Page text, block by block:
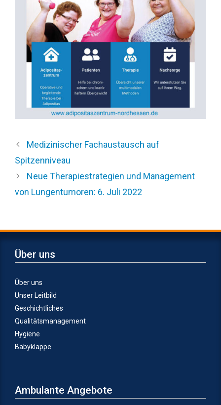
Medizinischer Fachaustausch auf
Spitzenniveau
Neue Therapiestrategien und Management
von Lungentumoren: 6. Juli 2022
Über uns
Über uns
Unser Leitbild
Geschichtliches
Qualitätsmanagement
Hygiene
Babyklappe
Ambulante Angebote